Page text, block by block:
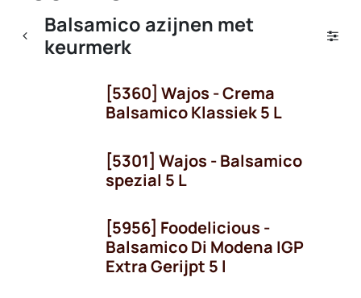
Balsamico azijnen met
keurmerk
[5360] Wajos - Crema
Balsamico Klassiek 5 L
[5301] Wajos - Balsamico
spezial 5 L
[5956] Foodelicious -
Balsamico Di Modena IGP
Extra Gerijpt 5 l